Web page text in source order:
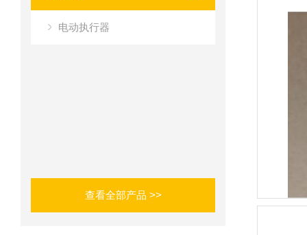
电动执行器
查看全部产品 >>